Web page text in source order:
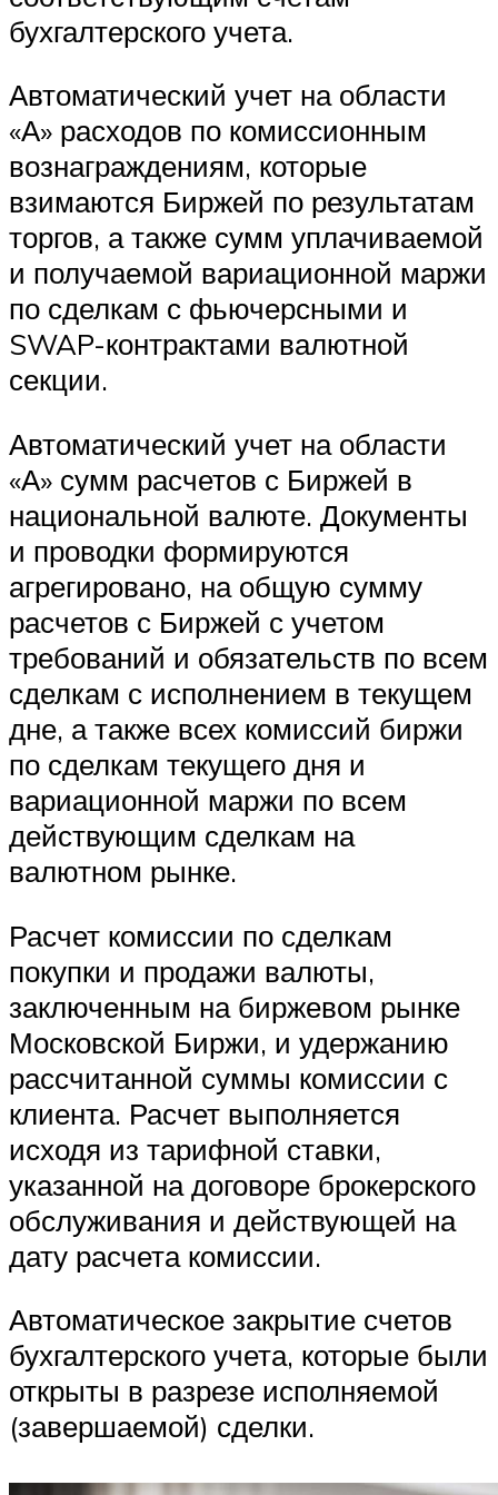
бухгалтерского учета.
Автоматический учет на области
«А» расходов по комиссионным
вознаграждениям, которые
взимаются Биржей по результатам
торгов, а также сумм уплачиваемой
и получаемой вариационной маржи
по сделкам с фьючерсными и
SWAP-контрактами валютной
секции.
Автоматический учет на области
«А» сумм расчетов с Биржей в
национальной валюте. Документы
и проводки формируются
агрегировано, на общую сумму
расчетов с Биржей с учетом
требований и обязательств по всем
сделкам с исполнением в текущем
дне, а также всех комиссий биржи
по сделкам текущего дня и
вариационной маржи по всем
действующим сделкам на
валютном рынке.
Расчет комиссии по сделкам
покупки и продажи валюты,
заключенным на биржевом рынке
Московской Биржи, и удержанию
рассчитанной суммы комиссии с
клиента. Расчет выполняется
исходя из тарифной ставки,
указанной на договоре брокерского
обслуживания и действующей на
дату расчета комиссии.
Автоматическое закрытие счетов
бухгалтерского учета, которые были
открыты в разрезе исполняемой
(завершаемой) сделки.